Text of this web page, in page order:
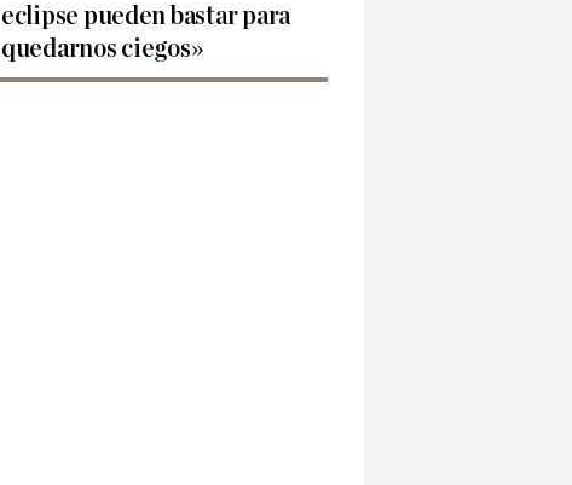
eclipse pueden bastar para
quedarnos ciegos»